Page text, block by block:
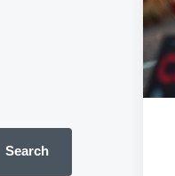
Search